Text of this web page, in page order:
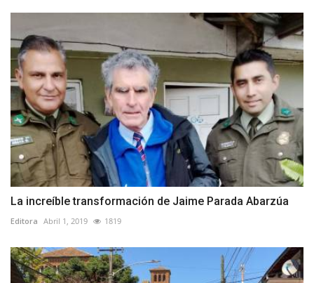
La increíble transformación de Jaime Parada Abarzúa
Editora Abril 1, 2019 1819